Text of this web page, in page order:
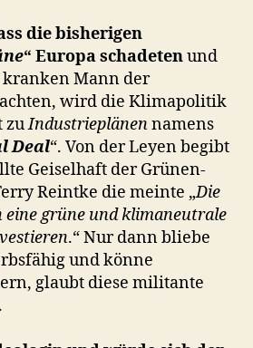
die bisherigen
“ Europa schadetenund
Mann der
wird die Klimapolitik
zuIndustrieplänennamens
Deal“. Von der Leyen begibt
Geiselhaft der Grünen-
Reintke die meinte „Die
eine grüne und klimaneutrale
.“ Nur dann bliebe
und könne
glaubt diese militante